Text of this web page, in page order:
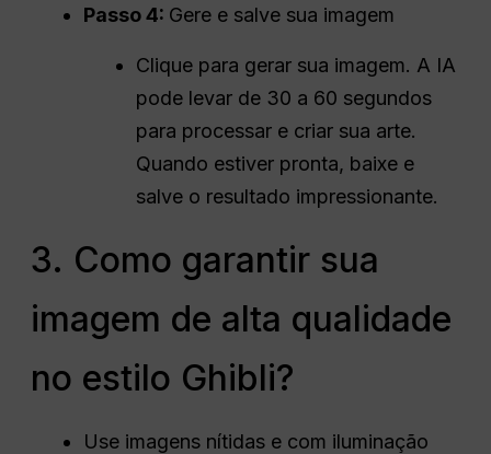
Passo 4: Gere e salve sua imagem
Clique para gerar sua imagem. A IA
pode levar de 30 a 60 segundos
para processar e criar sua arte.
Quando estiver pronta, baixe e
salve o resultado impressionante.
3. Como garantir sua
imagem de alta qualidade
no estilo Ghibli?
Use imagens nítidas e com iluminação